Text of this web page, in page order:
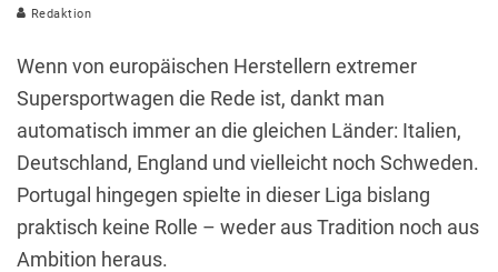
Redaktion
Wenn von europäischen Herstellern extremer
Supersportwagen die Rede ist, dankt man
automatisch immer an die gleichen Länder: Italien,
Deutschland, England und vielleicht noch Schweden.
Portugal hingegen spielte in dieser Liga bislang
praktisch keine Rolle – weder aus Tradition noch aus
Ambition heraus.